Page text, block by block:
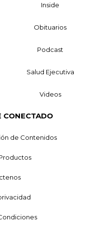
Inside
Obituarios
Podcast
Salud Ejecutiva
Videos
CONECTADO
de Contenidos